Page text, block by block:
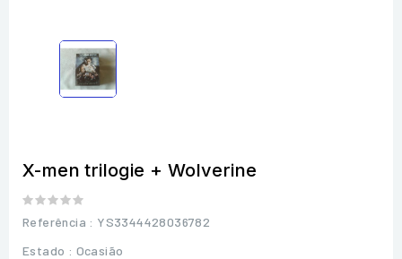
X-men trilogie + Wolverine
Referência : YS3344428036782
Estado : Ocasião